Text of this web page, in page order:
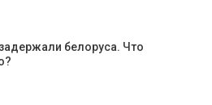
белоруса. Что